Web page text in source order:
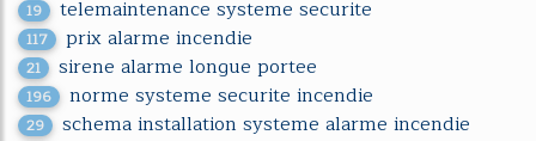
19 telemaintenance systeme securite
117 prix alarme incendie
21 sirene alarme longue portee
196 norme systeme securite incendie
29 schema installation systeme alarme incendie